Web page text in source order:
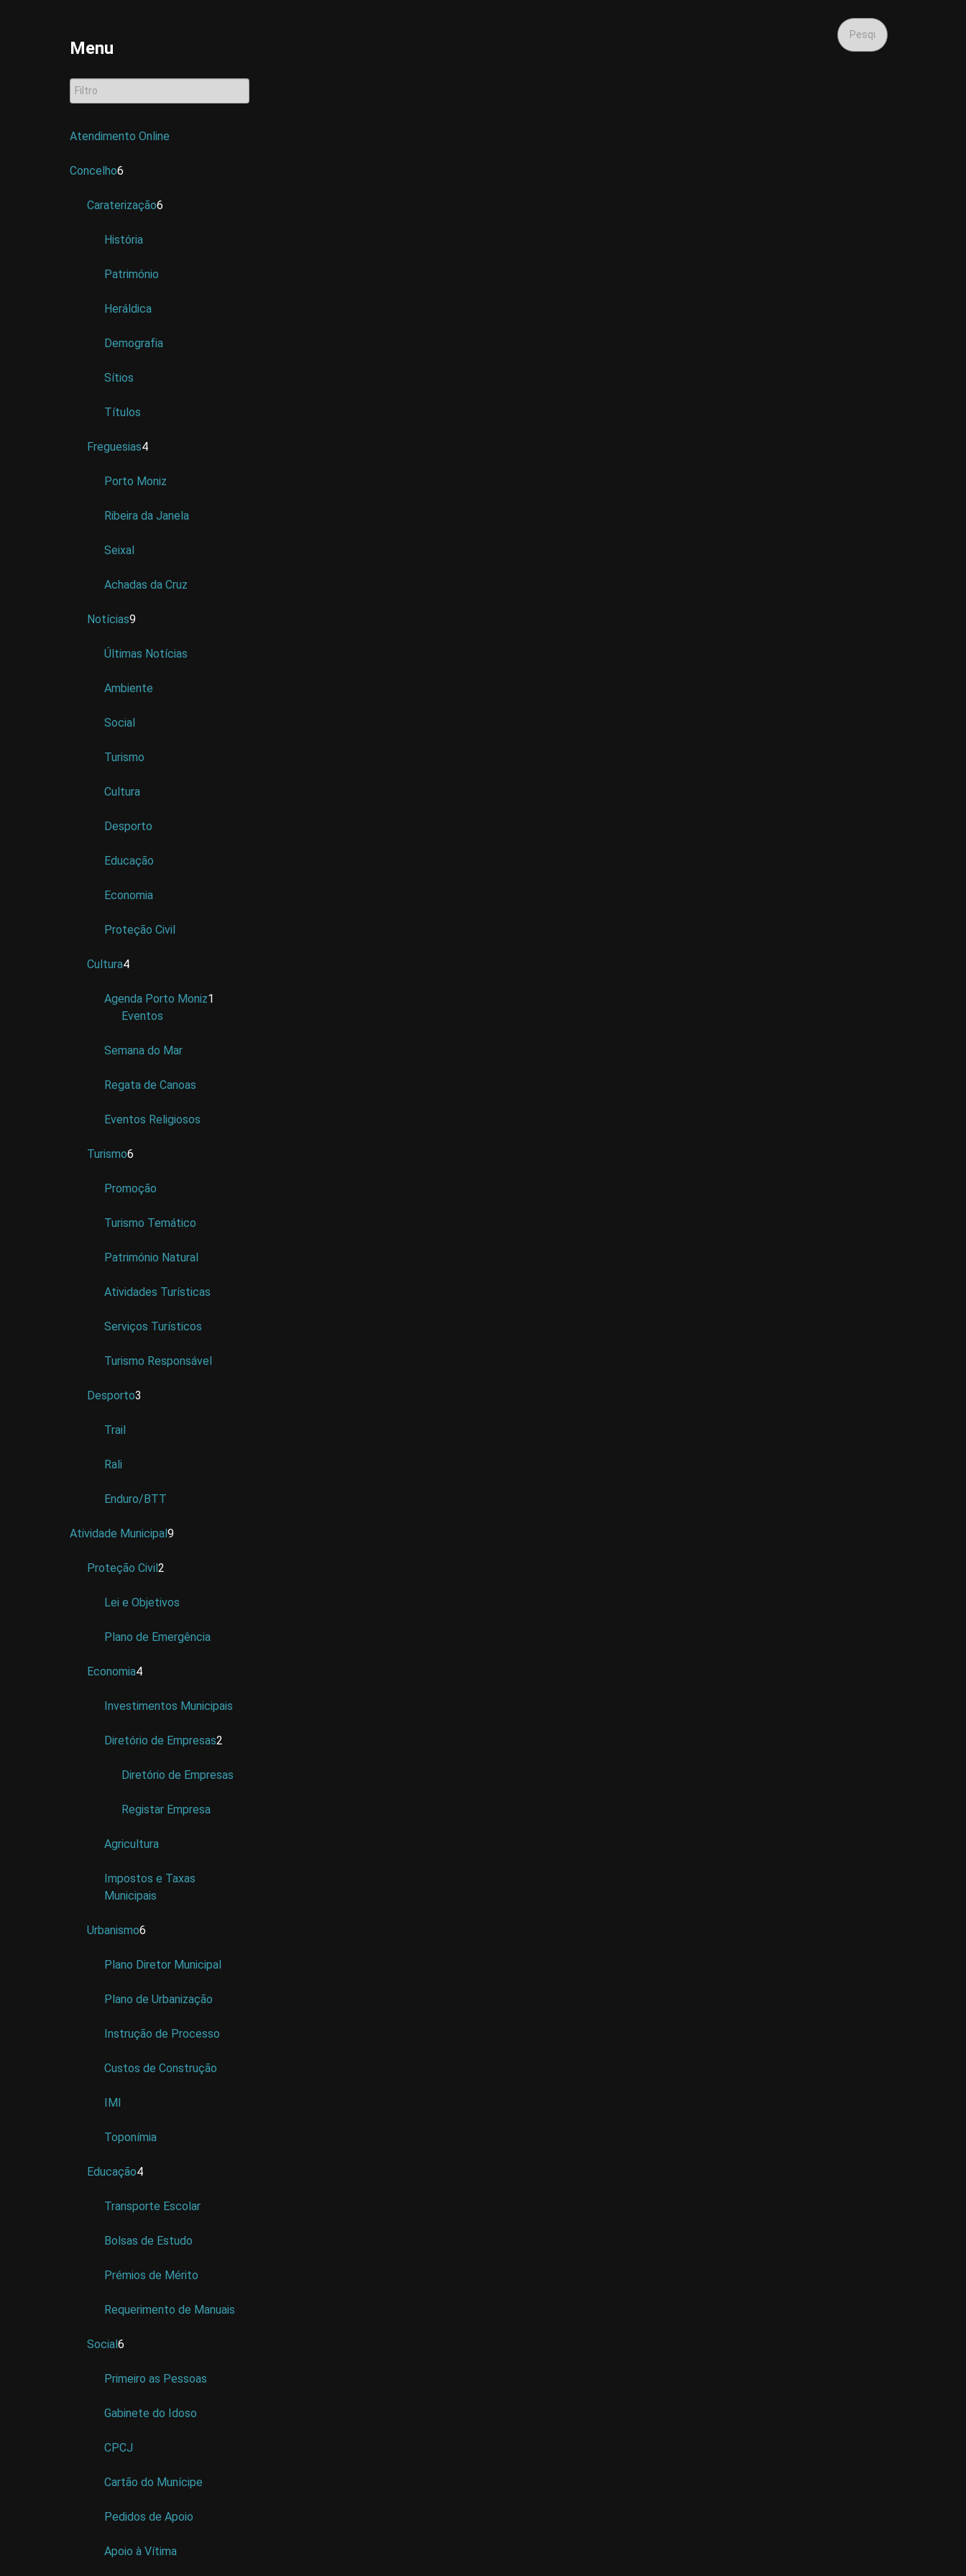
Menu
Atendimento Online
Concelho6
Caraterização6
História
Património
Heráldica
Demografia
Sítios
Títulos
Freguesias4
Porto Moniz
Ribeira da Janela
Seixal
Achadas da Cruz
Notícias9
Últimas Notícias
Ambiente
Social
Turismo
Cultura
Desporto
Educação
Economia
Proteção Civil
Cultura4
Agenda Porto Moniz1
Eventos
Semana do Mar
Regata de Canoas
Eventos Religiosos
Turismo6
Promoção
Turismo Temático
Património Natural
Atividades Turísticas
Serviços Turísticos
Turismo Responsável
Desporto3
Trail
Rali
Enduro/BTT
Atividade Municipal9
Proteção Civil2
Lei e Objetivos
Plano de Emergência
Economia4
Investimentos Municipais
Diretório de Empresas2
Diretório de Empresas
Registar Empresa
Agricultura
Impostos e Taxas
Municipais
Urbanismo6
Plano Diretor Municipal
Plano de Urbanização
Instrução de Processo
Custos de Construção
IMI
Toponímia
Educação4
Transporte Escolar
Bolsas de Estudo
Prémios de Mérito
Requerimento de Manuais
Social6
Primeiro as Pessoas
Gabinete do Idoso
CPCJ
Cartão do Munícipe
Pedidos de Apoio
Apoio à Vítima